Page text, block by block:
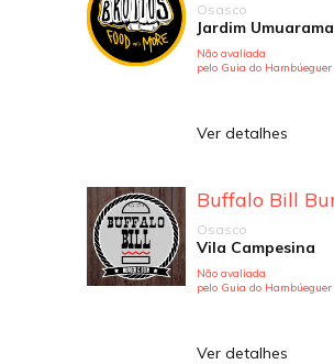
Osasco
Jardim Umuarama
Não avaliada
pelo Guia do Hambúeguer
Ver detalhes
Osasco
Vila Campesina
Não avaliada
pelo Guia do Hambúeguer
Ver detalhes